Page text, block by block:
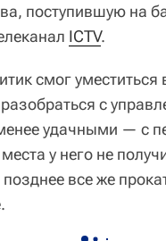
поступившую на
ICTV.
смог уместиться
с
удачными — с
у него не
все же